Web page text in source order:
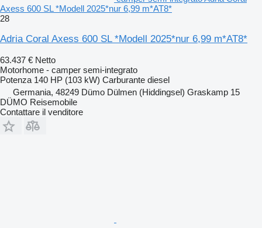
Axess 600 SL *Modell 2025*nur 6,99 m*AT8*
28
Adria Coral Axess 600 SL *Modell 2025*nur 6,99 m*AT8*
63.437 € Netto
Motorhome - camper semi-integrato
Potenza 140 HP (103 kW) Carburante diesel
Germania, 48249 Dümo Dülmen (Hiddingsel) Graskamp 15
DÜMO Reisemobile
Contattare il venditore